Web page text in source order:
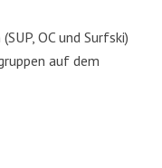
OC und Surfski)
auf dem